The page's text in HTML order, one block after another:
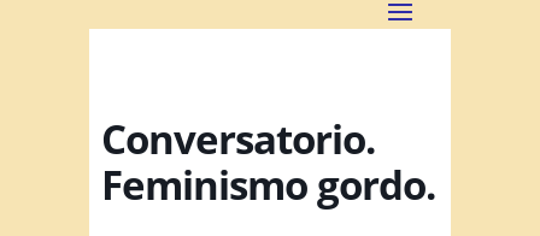
Conversatorio.
Feminismo gordo.